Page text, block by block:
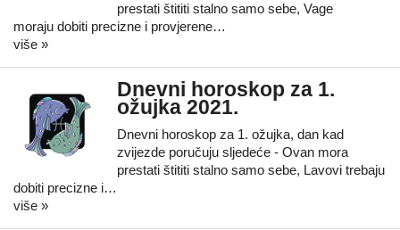
prestati štititi stalno samo sebe, Vage
moraju dobiti precizne i provjerene…
više »
Dnevni horoskop za 1.
ožujka 2021.
Dnevni horoskop za 1. ožujka, dan kad
zvijezde poručuju sljedeće - Ovan mora
prestati štititi stalno samo sebe, Lavovi trebaju
dobiti precizne i…
više »